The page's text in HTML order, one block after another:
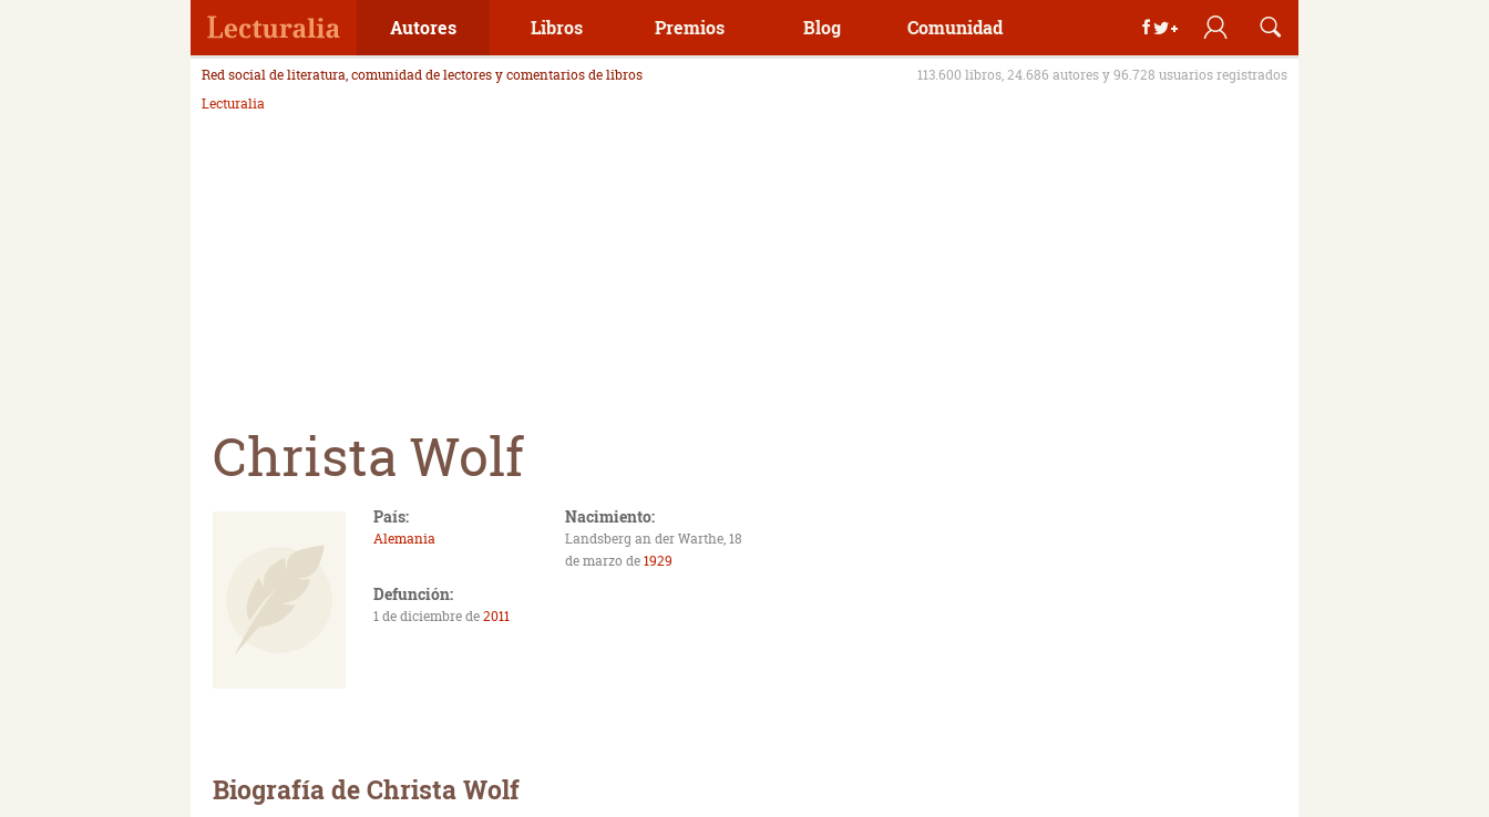
Autores Libros Premios Blog Comunidad
Red social de literatura, comunidad de lectores y comentarios de libros
113.600 libros, 24.686 autores y 96.728 usuarios registrados
Lecturalia
Christa Wolf
País:
Alemania
Nacimiento:
Landsberg an der Warthe, 18
de marzo de1929
Defunción:
1 de diciembre de2011
Biografía de Christa Wolf